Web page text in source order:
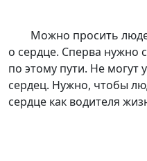
Сердце, 419.
Можно просить
о сердце. Сперва нужно
по этому пути. Не могут
сердец. Нужно, чтобы
сердце как водителя